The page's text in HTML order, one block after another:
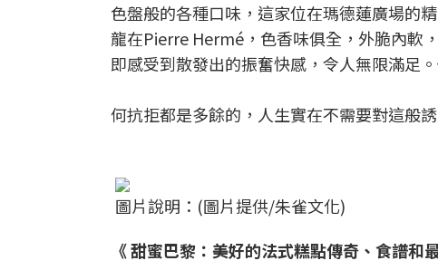
色盤般的各種口味，這家位在瑪德蓮廣場的
龍在Pierre Hermé，色香味俱全，外脆內軟
即感受到散發出的振奮快感，令人無限滿足
何抗拒都是多餘的，人生實在不需要對這般
圖片說明：(圖片提供/朱雀文化)
《甜蜜巴黎： 美好的法式糕點傳奇、食譜和